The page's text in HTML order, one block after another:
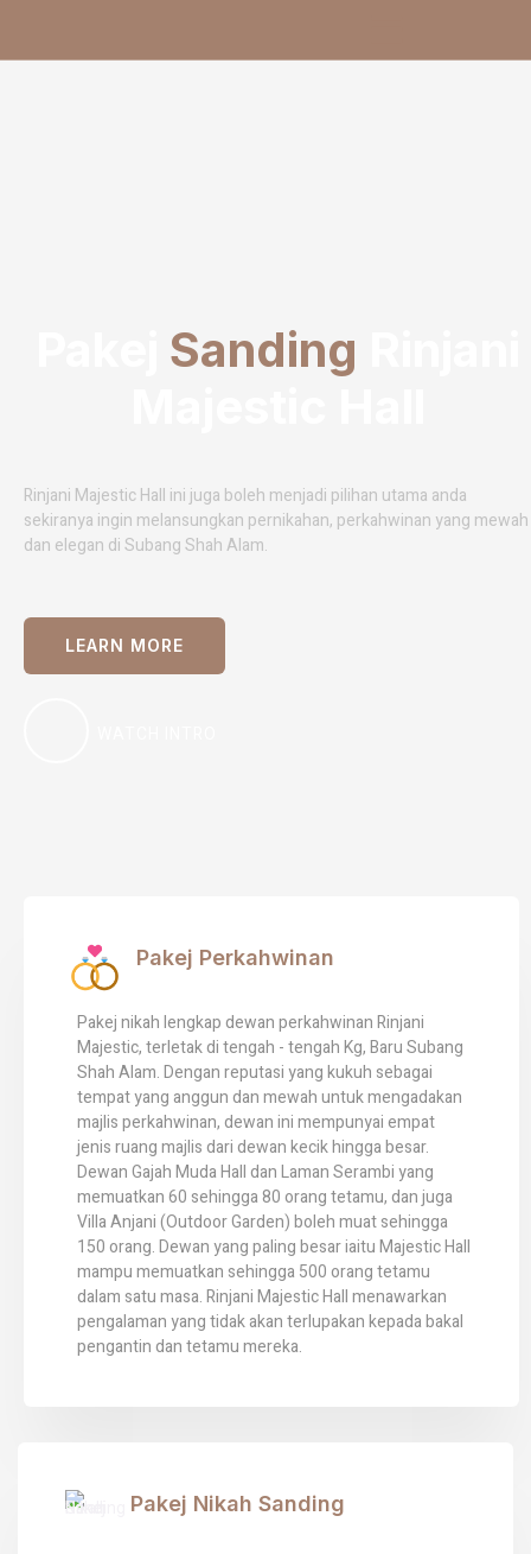
content
Sanding
Rinjani Majestic Hall ini juga boleh menjadi pilihan utama anda
sekiranya ingin melansungkan pernikahan, perkahwinan yang mewah
dan elegan di Subang Shah Alam.
LEARN MORE
Pakej Perkahwinan
Pakej nikah lengkap dewan perkahwinan Rinjani
Majestic, terletak di tengah - tengah Kg, Baru Subang
Shah Alam. Dengan reputasi yang kukuh sebagai
tempat yang anggun dan mewah untuk mengadakan
majlis perkahwinan, dewan ini mempunyai empat
jenis ruang majlis dari dewan kecik hingga besar.
Dewan Gajah Muda Hall dan Laman Serambi yang
memuatkan 60 sehingga 80 orang tetamu, dan juga
Villa Anjani (Outdoor Garden) boleh muat sehingga
150 orang. Dewan yang paling besar iaitu Majestic Hall
mampu memuatkan sehingga 500 orang tetamu
dalam satu masa. Rinjani Majestic Hall menawarkan
pengalaman yang tidak akan terlupakan kepada bakal
pengantin dan tetamu mereka.
Pakej Nikah Sanding